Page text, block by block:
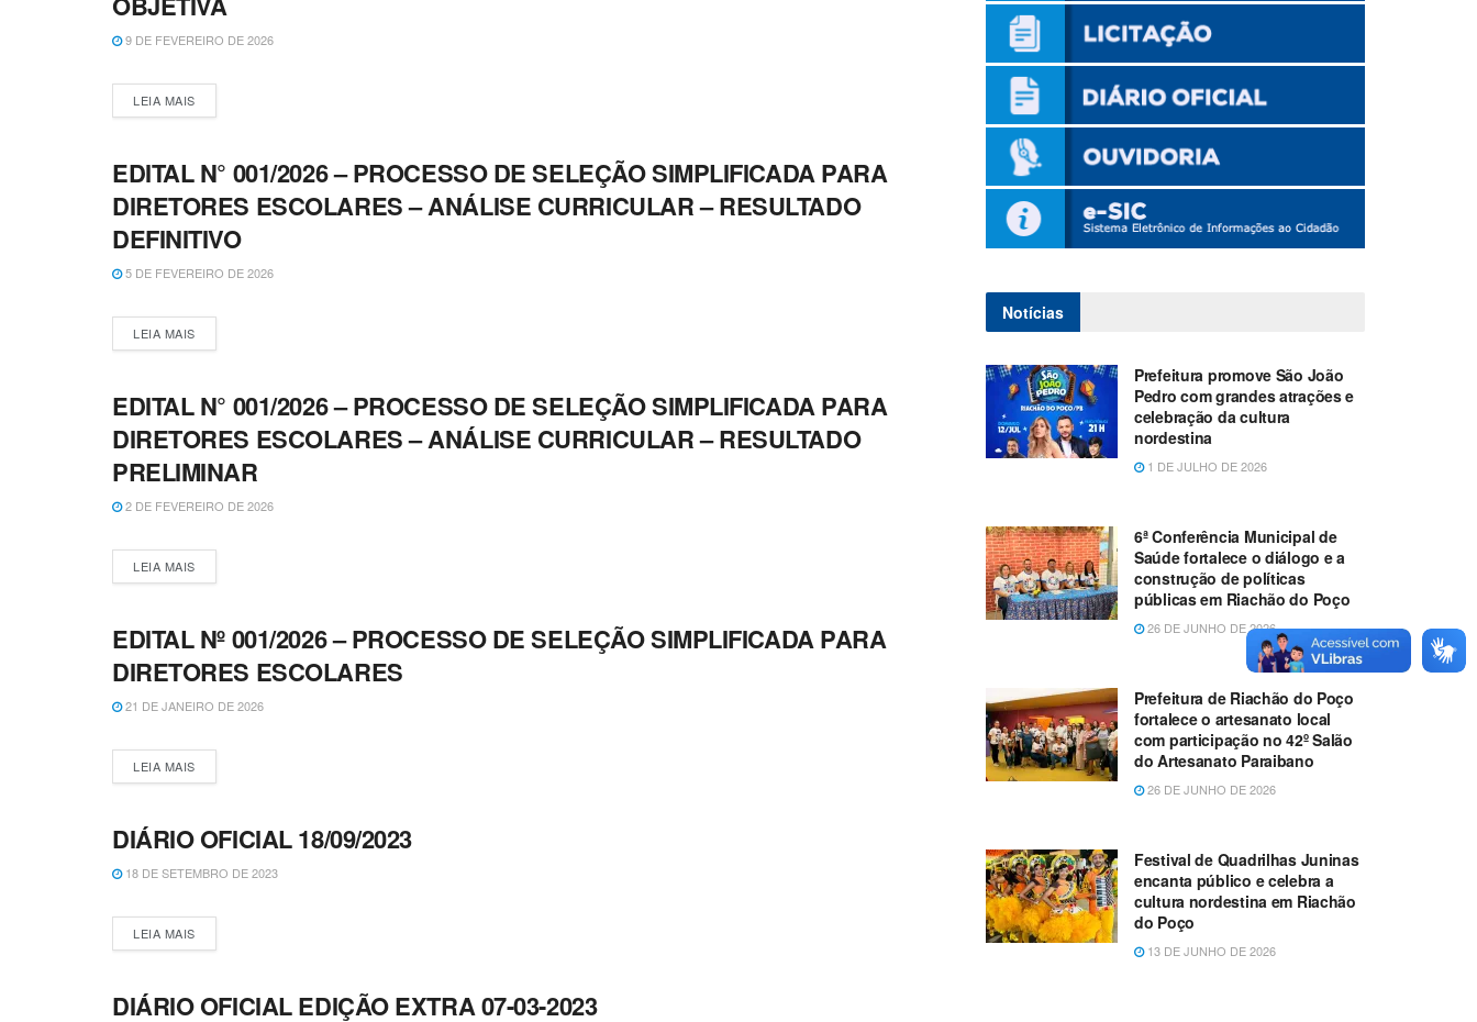
9 DE FEVEREIRO DE 2026
LEIA MAIS
CONCURSOS E PROCESSOS SELETIVOS
EDITAL N° 001/2026 – PROCESSO DE SELEÇÃO SIMPLIFICADA PARA
DIRETORES ESCOLARES – ANÁLISE CURRICULAR – RESULTADO
DEFINITIVO
5 DE FEVEREIRO DE 2026
LEIA MAIS
CONCURSOS E PROCESSOS SELETIVOS
EDITAL N° 001/2026 – PROCESSO DE SELEÇÃO SIMPLIFICADA PARA
DIRETORES ESCOLARES – ANÁLISE CURRICULAR – RESULTADO
PRELIMINAR
2 DE FEVEREIRO DE 2026
LEIA MAIS
CONCURSOS E PROCESSOS SELETIVOS
EDITAL Nº 001/2026 – PROCESSO DE SELEÇÃO SIMPLIFICADA PARA
DIRETORES ESCOLARES
21 DE JANEIRO DE 2026
LEIA MAIS
DIÁRIO OFICIAL
DIÁRIO OFICIAL 18/09/2023
18 DE SETEMBRO DE 2023
LEIA MAIS
CONCURSOS E PROCESSOS SELETIVOS
DIÁRIO OFICIAL EDIÇÃO EXTRA 07-03-2023
Notícias
Prefeitura promove São João
Pedro com grandes atrações e
celebração da cultura
nordestina
1 DE JULHO DE 2026
6ª Conferência Municipal de
Saúde fortalece o diálogo e a
construção de políticas
públicas em Riachão do Poço
26 DE JUNHO DE 2026
Prefeitura de Riachão do Poço
fortalece o artesanato local
com participação no 42º Salão
do Artesanato Paraibano
26 DE JUNHO DE 2026
Festival de Quadrilhas Juninas
encanta público e celebra a
cultura nordestina em Riachão
do Poço
13 DE JUNHO DE 2026